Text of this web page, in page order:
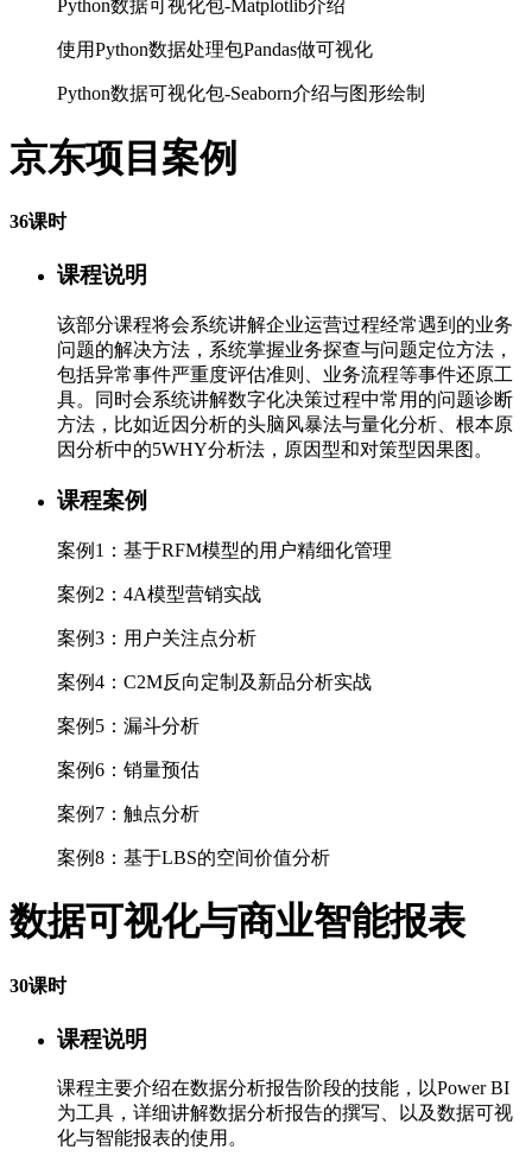
Python数据可视化包-Matplotlib介绍
使用Python数据处理包Pandas做可视化
Python数据可视化包-Seaborn介绍与图形绘制
京东项目案例
36课时
课程说明
该部分课程将会系统讲解企业运营过程经常遇到的业务
问题的解决方法，系统掌握业务探查与问题定位方法，
包括异常事件严重度评估准则、业务流程等事件还原工
具。同时会系统讲解数字化决策过程中常用的问题诊断
方法，比如近因分析的头脑风暴法与量化分析、根本原
因分析中的5WHY分析法，原因型和对策型因果图。
课程案例
案例1：基于RFM模型的用户精细化管理
案例2：4A模型营销实战
案例3：用户关注点分析
案例4：C2M反向定制及新品分析实战
案例5：漏斗分析
案例6：销量预估
案例7：触点分析
案例8：基于LBS的空间价值分析
数据可视化与商业智能报表
30课时
课程说明
课程主要介绍在数据分析报告阶段的技能，以Power BI
为工具，详细讲解数据分析报告的撰写、以及数据可视
化与智能报表的使用。